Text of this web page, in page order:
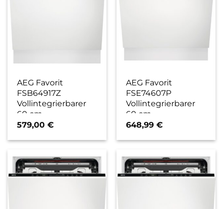
AEG Favorit
FSB64917Z
Vollintegrierbarer
60 cm
Geschirrspüler / C
579,00€
AEG Favorit
FSE74607P
Vollintegrierbarer
60 cm
Geschirrspüler / C
648,99€